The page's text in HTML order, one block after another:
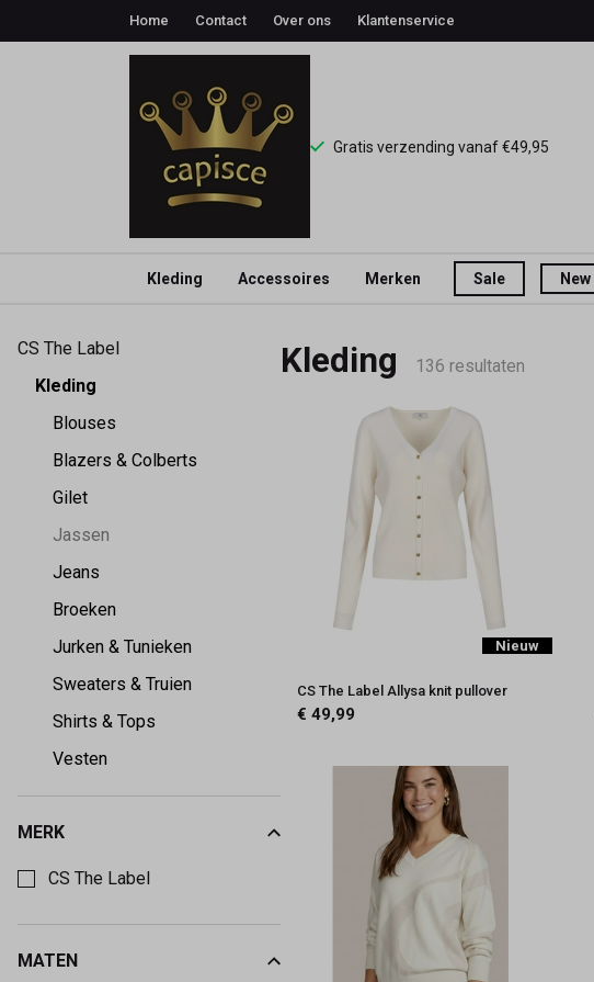
Home Contact Over ons Klantenservice
Gratis verzending vanaf €49,95
Kleding Accessoires Merken Sale New
Kleding
Capisce
Mode
CS The Label
Kleding
Blouses
Blazers & Colberts
Gilet
Jassen
Jeans
Broeken
Jurken & Tunieken
Sweaters & Truien
Shirts & Tops
Vesten
MERK
CS The Label
MATEN
Kleding 136 resultaten
Nieuw
CS The Label Allysa knit pullover
€ 49,99